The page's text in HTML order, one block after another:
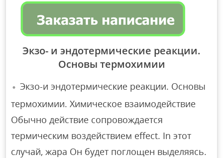
Экзо- и эндотермические реакции.
Основы термохимии
Экзо-и эндотермические реакции. Основы
термохимии. Химическое взаимодействие
Обычно действие сопровождается
термическим воздействием effect. In этот
случай, жара Он будет поглощен выделяясь.